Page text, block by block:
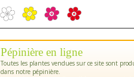
Pépinière en ligne
Toutes les plantes vendues sur ce site sont
dans notre pépinière.